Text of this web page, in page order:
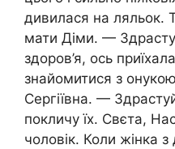
дивилася на ляльок.
мати Діми. —
здоров’я, ось
знайомитися з
Сергіївна. —
покличу їх. Свєта,
чоловік. Коли жінка